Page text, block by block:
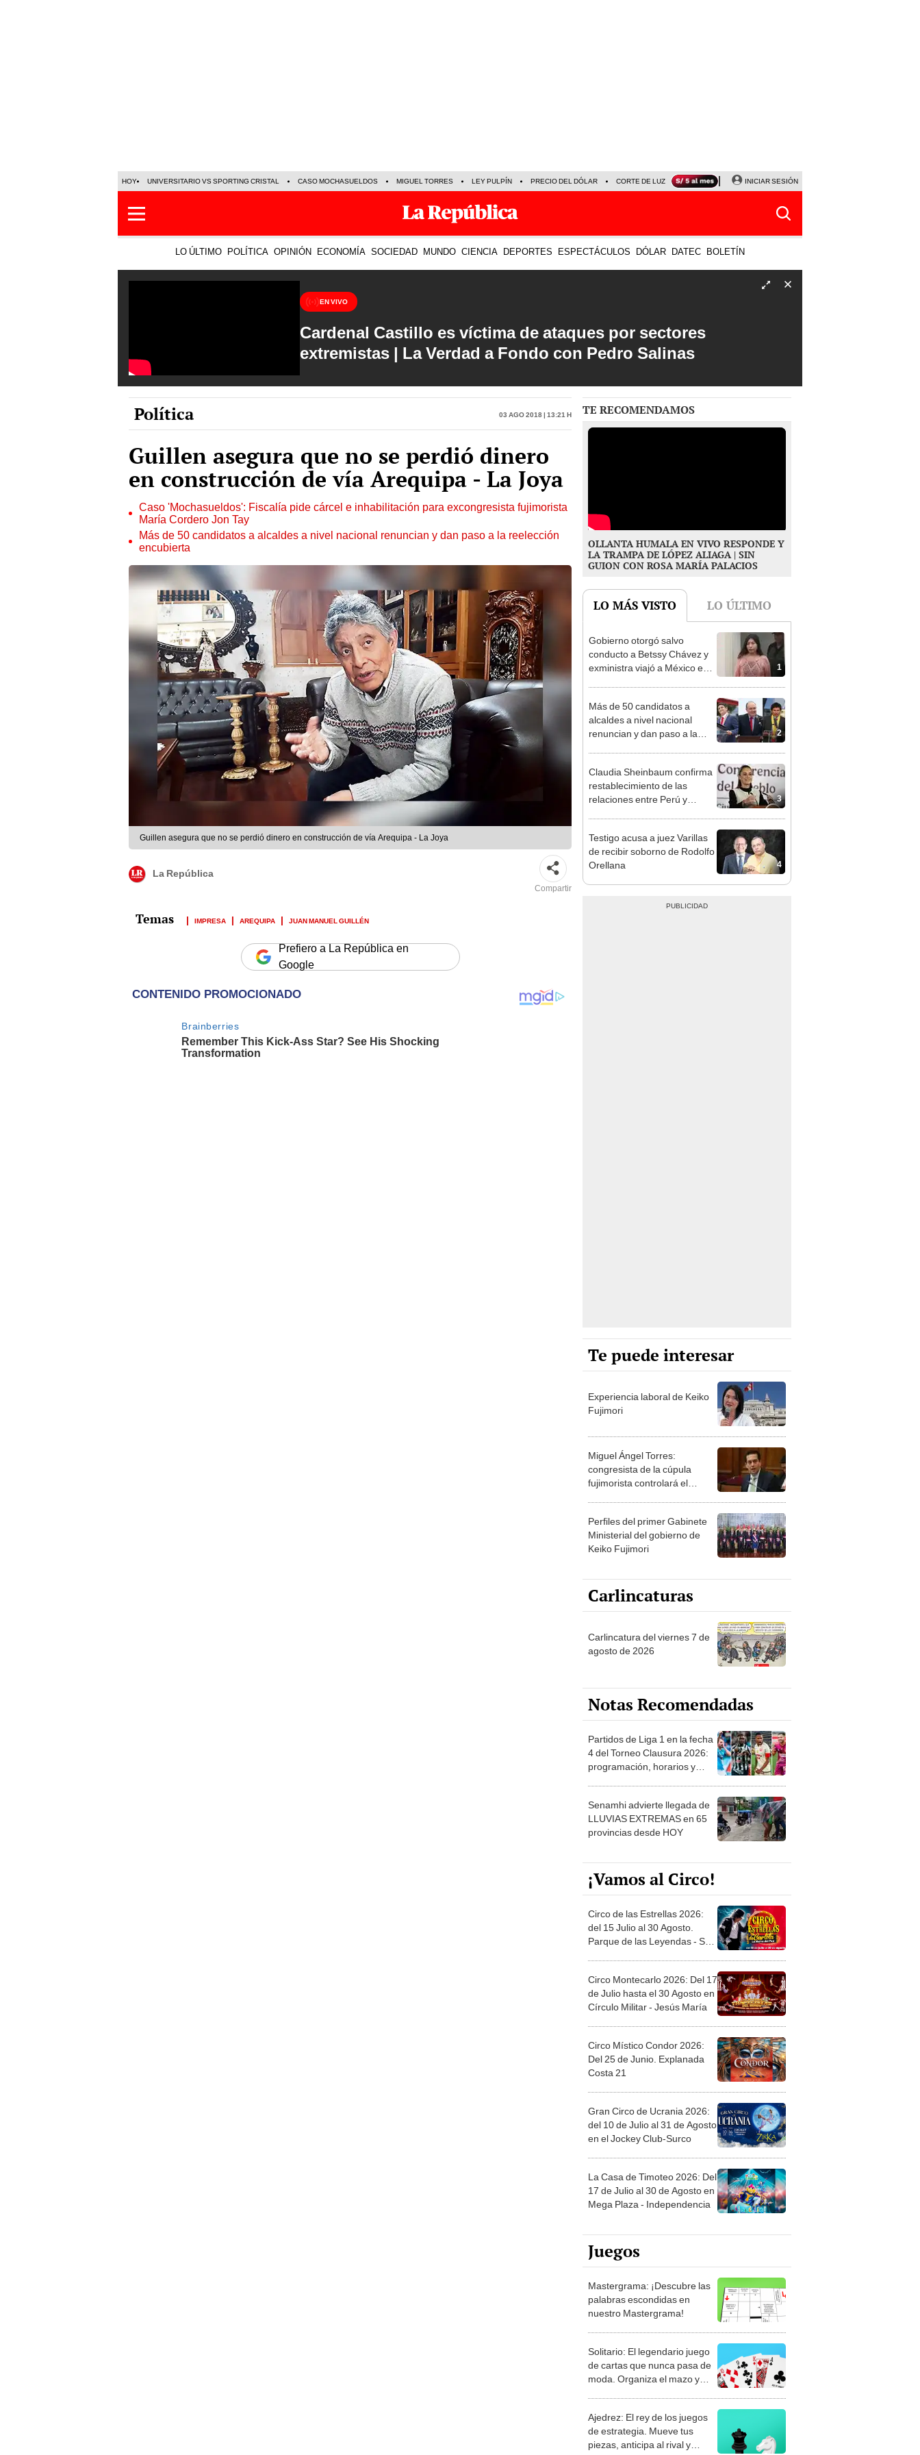
HOY UNIVERSITARIO VS SPORTING CRISTAL CASO MOCHASUELDOS MIGUEL TORRES LEY PULPÍN PRECIO DEL DÓLAR CORTE DE LUZ VIERNES 7 DE AGOSTO ALBERTO BENAVIDES
INICIAR SESIÓN
LO ÚLTIMO POLÍTICA OPINIÓN ECONOMÍA SOCIEDAD MUNDO CIENCIA DEPORTES ESPECTÁCULOS DÓLAR DATEC BOLETÍN
EN VIVO
Cardenal Castillo es víctima de ataques por sectores
extremistas | La Verdad a Fondo con Pedro Salinas
Política 03 Ago 2018 | 13:21 h
Guillen asegura que no se perdió dinero
en construcción de vía Arequipa - La Joya
Caso 'Mochasueldos': Fiscalía pide cárcel e inhabilitación para excongresista fujimorista
María Cordero Jon Tay
Más de 50 candidatos a alcaldes a nivel nacional renuncian y dan paso a la reelección
encubierta
Guillen asegura que no se perdió dinero en construcción de vía Arequipa - La Joya
La República
Compartir
IMPRESA AREQUIPA JUAN MANUEL GUILLÉN
Prefiero a La República en
Google
TE RECOMENDAMOS
OLLANTA HUMALA EN VIVO RESPONDE Y
LA TRAMPA DE LÓPEZ ALIAGA | SIN
GUION CON ROSA MARÍA PALACIOS
LO MÁS VISTO LO ÚLTIMO
1
Gobierno otorgó salvo
conducto a Betssy Chávez y
exministra viajó a México en
2
Más de 50 candidatos a
alcaldes a nivel nacional
renuncian y dan paso a la
3
Claudia Sheinbaum confirma
restablecimiento de las
relaciones entre Perú y
Chávez
4
Testigo acusa a juez Varillas
de recibir soborno de Rodolfo
Orellana
Te puede interesar
Experiencia laboral de Keiko
Fujimori
Miguel Ángel Torres:
congresista de la cúpula
fujimorista controlará el
Perfiles del primer Gabinete
Ministerial del gobierno de
Keiko Fujimori
Carlincaturas
Carlincatura del viernes 7 de
agosto de 2026
Notas Recomendadas
Partidos de Liga 1 en la fecha
4 del Torneo Clausura 2026:
programación, horarios y
Senamhi advierte llegada de
LLUVIAS EXTREMAS en 65
provincias desde HOY
¡Vamos al Circo!
Circo de las Estrellas 2026:
del 15 Julio al 30 Agosto.
Parque de las Leyendas - San
Circo Montecarlo 2026: Del 17
de Julio hasta el 30 Agosto en
Círculo Militar - Jesús María
Circo Místico Condor 2026:
Del 25 de Junio. Explanada
Costa 21
Gran Circo de Ucrania 2026:
del 10 de Julio al 31 de Agosto
en el Jockey Club-Surco
La Casa de Timoteo 2026: Del
17 de Julio al 30 de Agosto en
Mega Plaza - Independencia
Juegos
Mastergrama: ¡Descubre las
palabras escondidas en
nuestro Mastergrama!
Solitario: El legendario juego
de cartas que nunca pasa de
moda. Organiza el mazo y
Ajedrez: El rey de los juegos
de estrategia. Mueve tus
piezas, anticipa al rival y